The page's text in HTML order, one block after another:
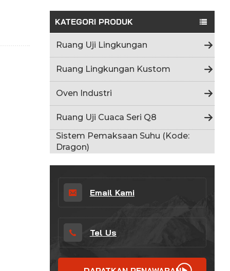
日本語
Tiếng Việt
中文
KATEGORI PRODUK
Ruang Uji Lingkungan
Ruang Lingkungan Kustom
Oven Industri
Ruang Uji Cuaca Seri Q8
Sistem Pemaksaan Suhu (Kode:
Dragon)
Email Kami
Tel Us